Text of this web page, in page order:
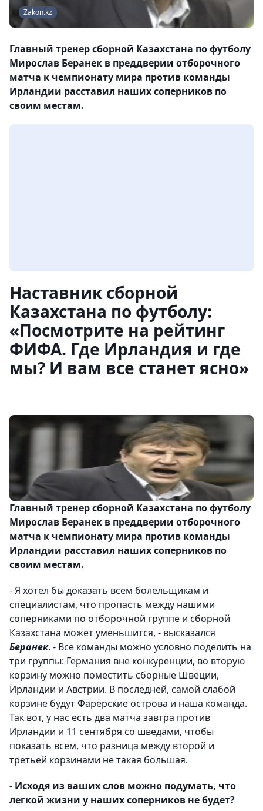
Zakon.kz
Главный тренер сборной Казахстана по футболу
Мирослав Беранек в преддверии отборочного
матча к чемпионату мира против команды
Ирландии расставил наших соперников по
своим местам.
Наставник сборной
Казахстана по футболу:
«Посмотрите на рейтинг
ФИФА. Где Ирландия и где
мы? И вам все станет ясно»
Главный тренер сборной Казахстана по футболу
Мирослав Беранек в преддверии отборочного
матча к чемпионату мира против команды
Ирландии расставил наших соперников по
своим местам.
- Я хотел бы доказать всем болельщикам и
специалистам, что пропасть между нашими
соперниками по отборочной группе и сборной
Казахстана может уменьшится, - высказался
Беранек. - Все команды можно условно поделить на
три группы: Германия вне конкуренции, во вторую
корзину можно поместить сборные Швеции,
Ирландии и Австрии. В последней, самой слабой
корзине будут Фарерские острова и наша команда.
Так вот, у нас есть два матча завтра против
Ирландии и 11 сентября со шведами, чтобы
показать всем, что разница между второй и
третьей корзинами не такая большая.
- Исходя из ваших слов можно подумать, что
легкой жизни у наших соперников не будет?